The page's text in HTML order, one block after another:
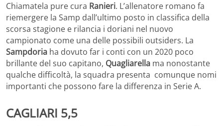
Chiamatela pure cura Ranieri. L’allenatore romano fa
riemergere la Samp dall’ultimo posto in classifica della
scorsa stagione e rilancia i doriani nel nuovo
campionato come una delle possibili outsiders. La
Sampdoria ha dovuto far i conti con un 2020 poco
brillante del suo capitano, Quagliarella ma nonostante
qualche difficoltà, la squadra presenta comunque nomi
importanti che possono fare la differenza in Serie A.
CAGLIARI 5,5